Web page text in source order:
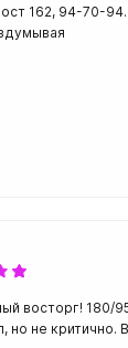
162, 94-70-
восторг! 180/
но не критично.